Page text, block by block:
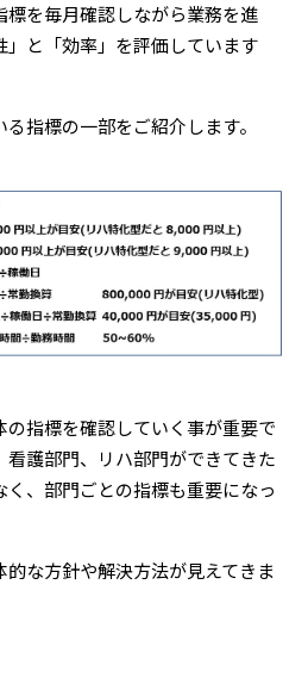
を毎月確認しながら業務を進
と「効率」を評価しています
指標の一部をご紹介します。
指標を確認していく事が重要で
看護部門、リハ部門ができてきた
く、部門ごとの指標も重要になっ
な方針や解決方法が見えてきま